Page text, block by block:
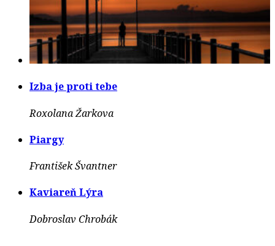
Izba je proti tebe
Roxolana Žarkova
Piargy
František Švantner
Kaviareň Lýra
Dobroslav Chrobák